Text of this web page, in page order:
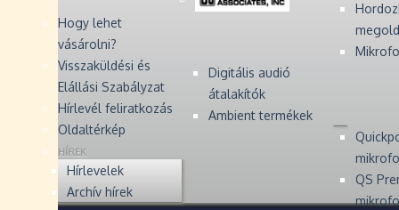
Digitális audió
átalakítók
Ambient termékek
QS
Hogy lehet
vásárolni?
Visszaküldési és
Elállási Szabályzat
Hírlevél feliratkozás
Oldaltérkép
HÍREK
Hírlevelek
Archív hírek